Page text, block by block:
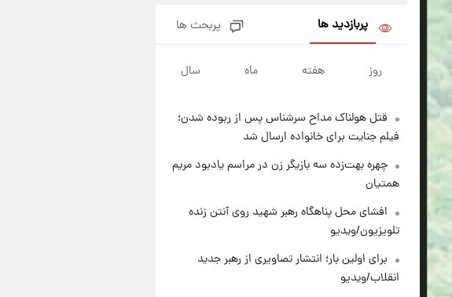
قیمت گوشت گوساله و گوسفند
امروز شنبه ۱۷ مرداد ۱۴۰۵ +جدول
۱۱ ساعت پیش
۱۲ ساعت پیش
مرداد ۱۴۰۵ +جدول
سایپا امروز شنبه ۱۷ مرداد ۱۴۰۵
پربازدید ها پربحث ها
روز هفته ماه سال
قتل هولناک مداح سرشناس پس از ربوده شدن؛
فیلم جنایت برای خانواده ارسال شد
چهره بهت‌زده سه بازیگر زن در مراسم یادبود مریم
همتیان
افشای محل پناهگاه‌ رهبر شهید روی آنتن زنده
تلویزیون/ویدیو
برای اولین بار؛ انتشار تصاویری از رهبر جدید
انقلاب/ویدیو